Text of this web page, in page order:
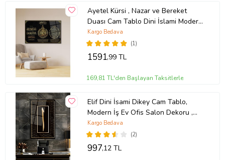
Ayetel Kürsi , Nazar ve Bereket
Duası Cam Tablo Dini İslami Modern
Ev Ofis Salon Hediyelik Tablo (Çok
Renkli)
(1)
Kargo Bedava
1591,99 TL
169,81 TL'den Başlayan Taksitlerle
Elif Dini İsami Dikey Cam Tablo,
Modern İş Ev Ofis Salon Dekoru ,
Hediyelik Duvar Dekoru (Çok Renkli)
(2)
Kargo Bedava
997,12 TL